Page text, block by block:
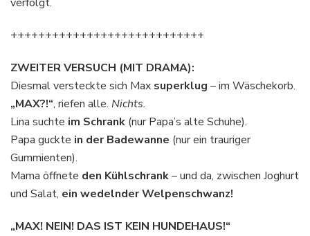
++++++++++++++++++++++++++++
ZWEITER VERSUCH (MIT DRAMA):
Diesmal versteckte sich Max superklug – im Wäschekorb.
„MAX?!“, riefen alle. Nichts.
Lina suchte im Schrank (nur Papa’s alte Schuhe).
Papa guckte in der Badewanne (nur ein trauriger
Gummienten).
Mama öffnete den Kühlschrank– und da, zwischen Joghurt
und Salat, ein wedelnder Welpenschwanz!
„MAX! NEIN! DAS IST KEIN HUNDEHAUS!“